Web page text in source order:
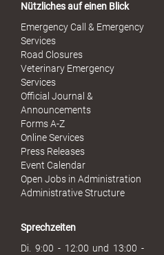
S
s
u
Nützliches auf einen Blick
Emergency Call & Emergency
Services
Road Closures
Veterinary Emergency
Services
Official Journal &
Announcements
Forms A-Z
Online Services
Press Releases
Event Calendar
Open Jobs in Administration
Administrative Structure
Sprechzeiten
Di. 9:00 - 12:00 und 13:00 -